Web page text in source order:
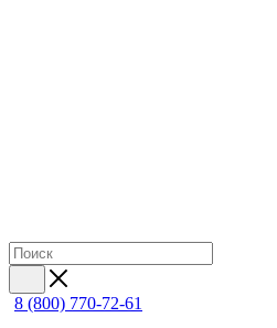
8 (800) 770-72-61